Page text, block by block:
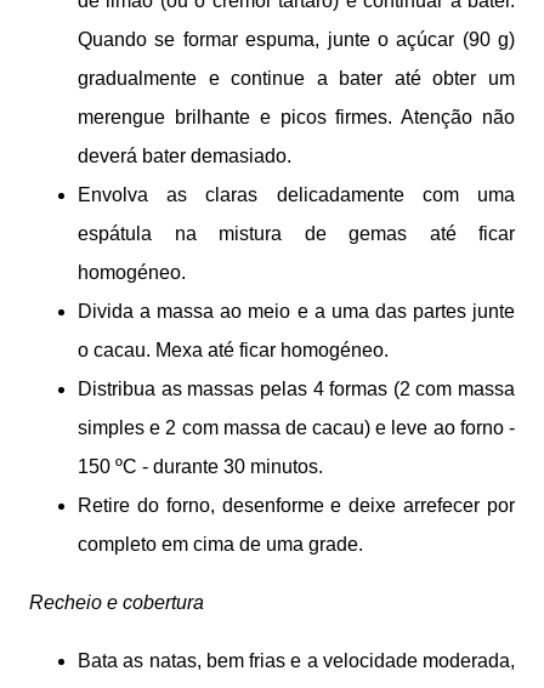
Quando se formar espuma, junte o açúcar (90 g)
gradualmente e continue a bater até obter um
merengue brilhante e picos firmes. Atenção não
deverá bater demasiado.
Envolva as claras delicadamente com uma
espátula na mistura de gemas até ficar
homogéneo.
Divida a massa ao meio e a uma das partes junte
o cacau. Mexa até ficar homogéneo.
Distribua as massas pelas 4 formas (2 com massa
simples e 2 com massa de cacau) e leve ao forno -
150 ºC - durante 30 minutos.
Retire do forno, desenforme e deixe arrefecer por
completo em cima de uma grade.
Recheio e cobertura
Bata as natas, bem frias e a velocidade moderada,